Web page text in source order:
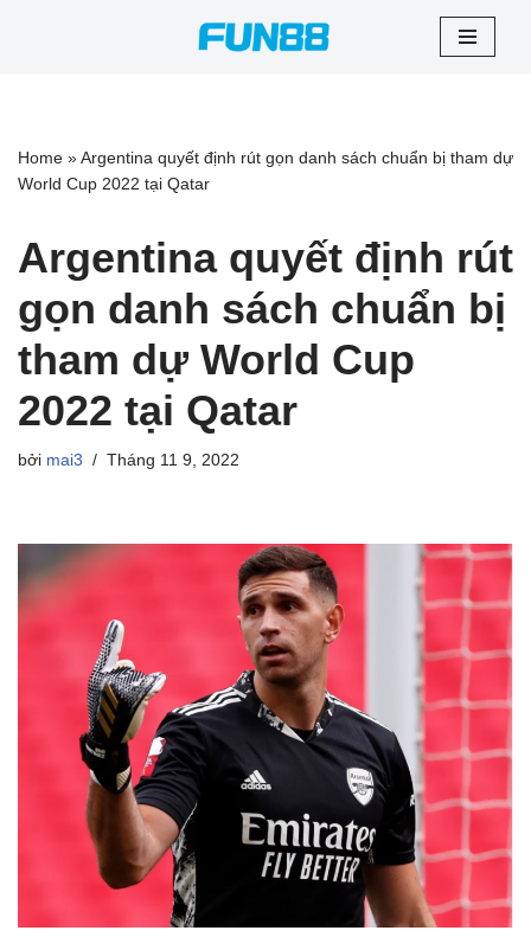
dung
Home »Argentina quyết định rút gọn danh sách chuẩn bị tham dự
World Cup 2022 tại Qatar
Argentina quyết định rút
gọn danh sách chuẩn bị
tham dự World Cup
2022 tại Qatar
bởi mai3 Tháng 11 9, 2022